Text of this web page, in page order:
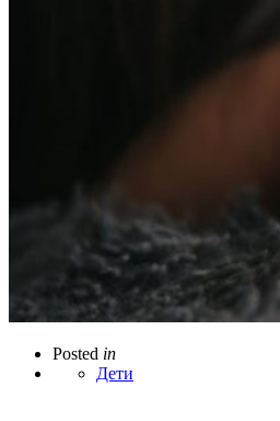
Posted in
Дети